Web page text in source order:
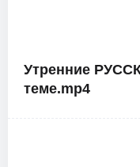
Утренние
теме.mp4